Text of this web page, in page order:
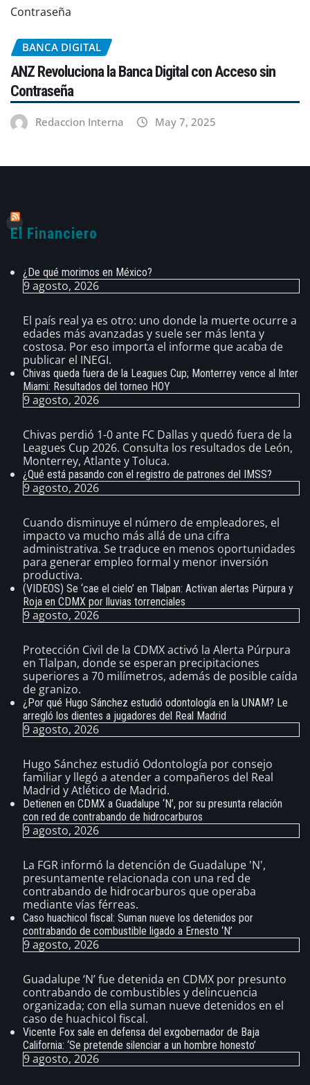
BANCA DIGITAL
ANZ Revoluciona la Banca Digital con Acceso sin
Contraseña
Redaccion Interna May 7, 2025
El Financiero
¿De qué morimos en México?
9 agosto, 2026
El país real ya es otro: uno donde la muerte ocurre a
edades más avanzadas y suele ser más lenta y
costosa. Por eso importa el informe que acaba de
publicar el INEGI.
Chivas queda fuera de la Leagues Cup; Monterrey vence al Inter
Miami: Resultados del torneo HOY
9 agosto, 2026
Chivas perdió 1-0 ante FC Dallas y quedó fuera de la
Leagues Cup 2026. Consulta los resultados de León,
Monterrey, Atlante y Toluca.
¿Qué está pasando con el registro de patrones del IMSS?
9 agosto, 2026
Cuando disminuye el número de empleadores, el
impacto va mucho más allá de una cifra
administrativa. Se traduce en menos oportunidades
para generar empleo formal y menor inversión
productiva.
(VIDEOS) Se ‘cae el cielo’ en Tlalpan: Activan alertas Púrpura y
Roja en CDMX por lluvias torrenciales
9 agosto, 2026
Protección Civil de la CDMX activó la Alerta Púrpura
en Tlalpan, donde se esperan precipitaciones
superiores a 70 milímetros, además de posible caída
de granizo.
¿Por qué Hugo Sánchez estudió odontología en la UNAM? Le
arregló los dientes a jugadores del Real Madrid
9 agosto, 2026
Hugo Sánchez estudió Odontología por consejo
familiar y llegó a atender a compañeros del Real
Madrid y Atlético de Madrid.
Detienen en CDMX a Guadalupe ‘N’, por su presunta relación
con red de contrabando de hidrocarburos
9 agosto, 2026
La FGR informó la detención de Guadalupe 'N',
presuntamente relacionada con una red de
contrabando de hidrocarburos que operaba
mediante vías férreas.
Caso huachicol fiscal: Suman nueve los detenidos por
contrabando de combustible ligado a Ernesto ‘N’
9 agosto, 2026
Guadalupe ‘N’ fue detenida en CDMX por presunto
contrabando de combustibles y delincuencia
organizada; con ella suman nueve detenidos en el
caso de huachicol fiscal.
Vicente Fox sale en defensa del exgobernador de Baja
California: ‘Se pretende silenciar a un hombre honesto’
9 agosto, 2026